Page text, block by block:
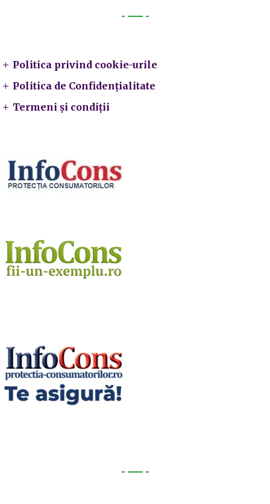
Politica privind cookie-urile
Politica de Confidențialitate
Termeni și condiții